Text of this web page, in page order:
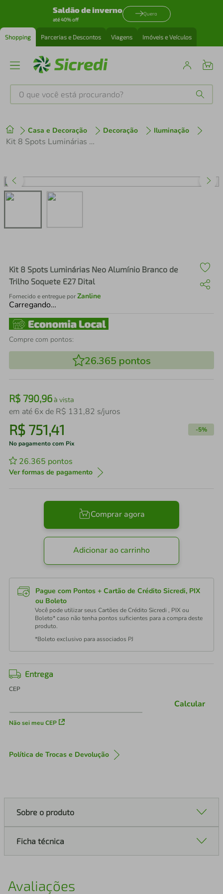
Saldão de inverno
até 40% off
Quero
Shopping Parcerias e Descontos Viagens Imóveis e Veículos
O que você está procurando?
Casa e Decoração Decoração Iluminação
Kit 8 Spots Luminárias Neo Alumínio Branco de Trilho Soquete E27 Dital
Kit 8 Spots Luminárias Neo Alumínio Branco de
Trilho Soquete E27 Dital
Fornecido e entregue porZanline
Carregando…
Compre com pontos:
26.365 pontos
R$ 790,96à vista
em até 6x de R$ 131,82 s/juros
R$ 751,41 -5%
No pagamento com Pix
26.365 pontos
Ver formas de pagamento
Comprar agora
Adicionar ao carrinho
Pague com Pontos + Cartão de Crédito Sicredi, PIX
ou Boleto
Você pode utilizar seus Cartões de Crédito Sicredi , PIX ou
Boleto* caso não tenha pontos suficientes para a compra deste
produto.
*Boleto exclusivo para associados PJ
Entrega
CEP
Não sei meu CEP
Calcular
Política de Trocas e Devolução
Sobre o produto
Ficha técnica
Avaliações
1º tenis
perfume